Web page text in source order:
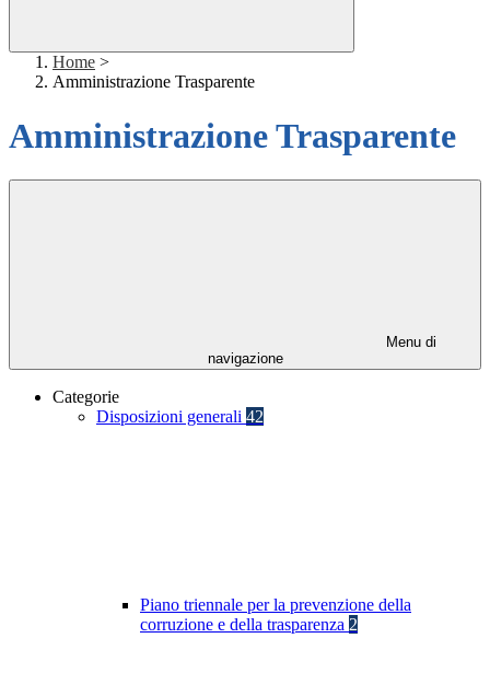
Home >
Amministrazione Trasparente
Amministrazione Trasparente
Menu di
navigazione
Categorie
Disposizioni generali 42
Piano triennale per la prevenzione della
corruzione e della trasparenza 2